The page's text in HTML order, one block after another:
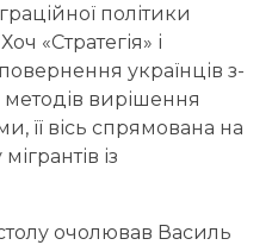
політики
«Стратегія» і
українців з-
вирішення
її вісь спрямована на
із
очолював Василь